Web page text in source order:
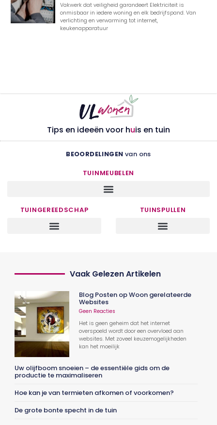
Vakwerk dat veiligheid garandeert Elektriciteit is
onmisbaar in iedere woning en elk bedrijfspand. Van
verlichting en verwarming tot internet,
keukenapparatuur
Tips en ideeën voor huis en tuin
BEOORDELINGEN van ons
TUINMEUBELEN
TUINGEREEDSCHAP TUINSPULLEN
Vaak Gelezen Artikelen
Blog Posten op Woon gerelateerde
Websites
Geen Reacties
Het is geen geheim dat het internet
overspoeld wordt door een overvloed aan
websites. Met zoveel keuzemogelijkheden
kan het moeilijk
Uw olijfboom snoeien – de essentiële gids om de
productie te maximaliseren
Hoe kan je van termieten afkomen of voorkomen?
De grote bonte specht in de tuin